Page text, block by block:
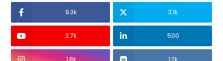
9.3k 3.1k
2.7k 500
1.8k 1.2k